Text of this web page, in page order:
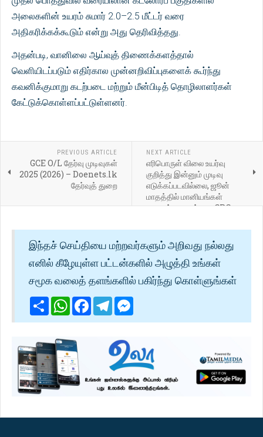
அலைகளின் உயரம் சுமார் 2.0–2.5 மீட்டர் வரை
அதிகரிக்கக்கூடும் என்று அது தெரிவித்தது.
அதன்படி, வானிலை ஆய்வுத் திணைக்களத்தால்
வெளியிடப்படும் எதிர்கால முன்னறிவிப்புகளைக் கூர்ந்து
கவனிக்குமாறு கடற்படை மற்றும் மீன்பிடித் தொழிலாளர்கள்
கேட்டுக்கொள்ளப்பட்டுள்ளனர்.
PREVIOUS ARTICLE
GCE O/L தேர்வு முடிவுகள்
2025 (2026) – Doenets.lk
தேர்வுத் துறை
NEXT ARTICLE
எரிபொருள் விலை உயர்வு
குறித்து இன்னும் முடிவு
எடுக்கப்படவில்லை, ஜூன்
மாதத்தில் மானியங்கள்
முடிவுக்கு வரும் என CPC,
இந்தச் செய்தியை மற்றவர்களும் அறிவது நல்லது
எனில் கீழேயுள்ள பட்டன்களில் அழுத்தி உங்கள்
சமூக வலைத் தளங்களில் பகிர்ந்து கொள்ளுங்கள்
ShareWhatsApp
Facebook
Telegram